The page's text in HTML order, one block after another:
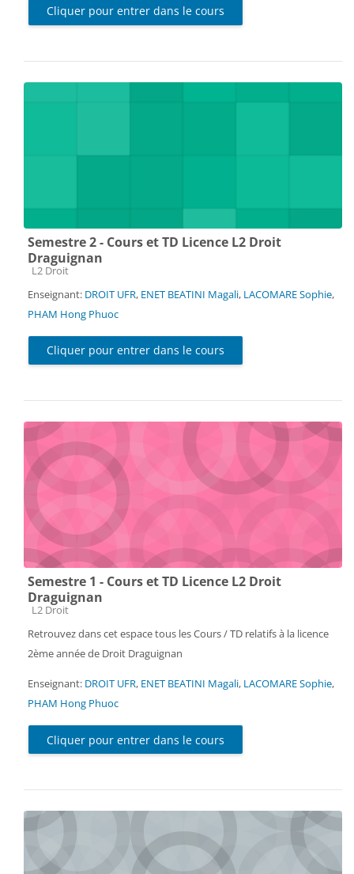
Cliquer pour entrer dans le cours
Semestre 2 - Cours et TD Licence L2 Droit
Draguignan
Catégorie de cours
L2 Droit
Enseignant: DROIT UFR, ENET BEATINI Magali, LACOMARE Sophie,
PHAM Hong Phuoc
Cliquer pour entrer dans le cours
Semestre 1 - Cours et TD Licence L2 Droit
Draguignan
Catégorie de cours
L2 Droit
Retrouvez dans cet espace tous les Cours / TD relatifs à la licence
2ème année de Droit Draguignan
Enseignant: DROIT UFR, ENET BEATINI Magali, LACOMARE Sophie,
PHAM Hong Phuoc
Cliquer pour entrer dans le cours